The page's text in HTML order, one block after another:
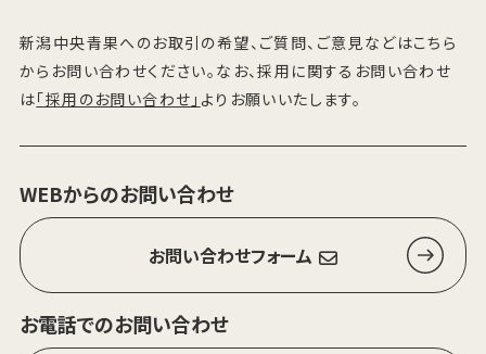
新潟中央青果へのお取引の希望、ご質問、ご意見などはこちら
からお問い合わせください。なお、採用に関するお問い合わせ
は「採用のお問い合わせ」 よりお願いいたします。
WEBからのお問い合わせ
お問い合わせフォーム
お電話でのお問い合わせ